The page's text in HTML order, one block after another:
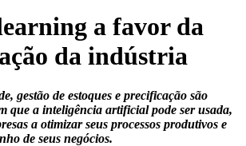
a favor da
da indústria
gestão de estoques e precificação são
que a inteligência artificial pode ser usada,
a otimizar seus processos produtivos e
de seus negócios.